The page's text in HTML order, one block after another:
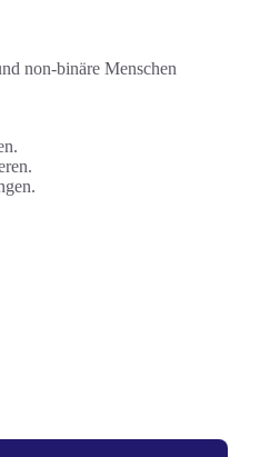
non-binäre Menschen